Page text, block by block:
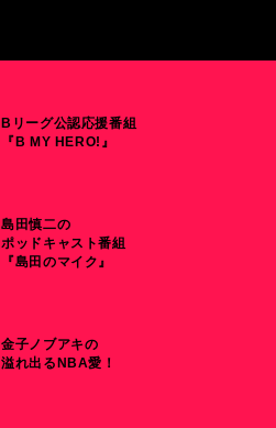
Bリーグ公認応援番組
『B MY HERO!』
島田慎二の
ポッドキャスト番組
『島田のマイク』
金子ノブアキの
溢れ出るNBA愛！